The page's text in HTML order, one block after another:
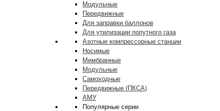
Модульные
Передвижные
Для заправки баллонов
Для утилизации попутного газа
Азотные компрессорные станции
Носимые
Мембранные
Модульные
Самоходные
Передвижные (ПКСА)
АМУ
Популярные серии